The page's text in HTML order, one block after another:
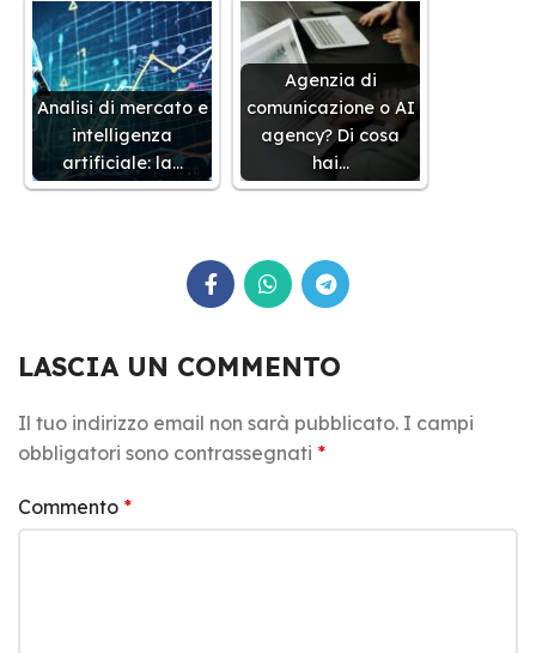
Analisi di mercato e
intelligenza
artificiale: la…
Agenzia di
comunicazione o AI
agency? Di cosa
hai…
LASCIA UN COMMENTO
Il tuo indirizzo email non sarà pubblicato. I campi
obbligatori sono contrassegnati *
Commento *